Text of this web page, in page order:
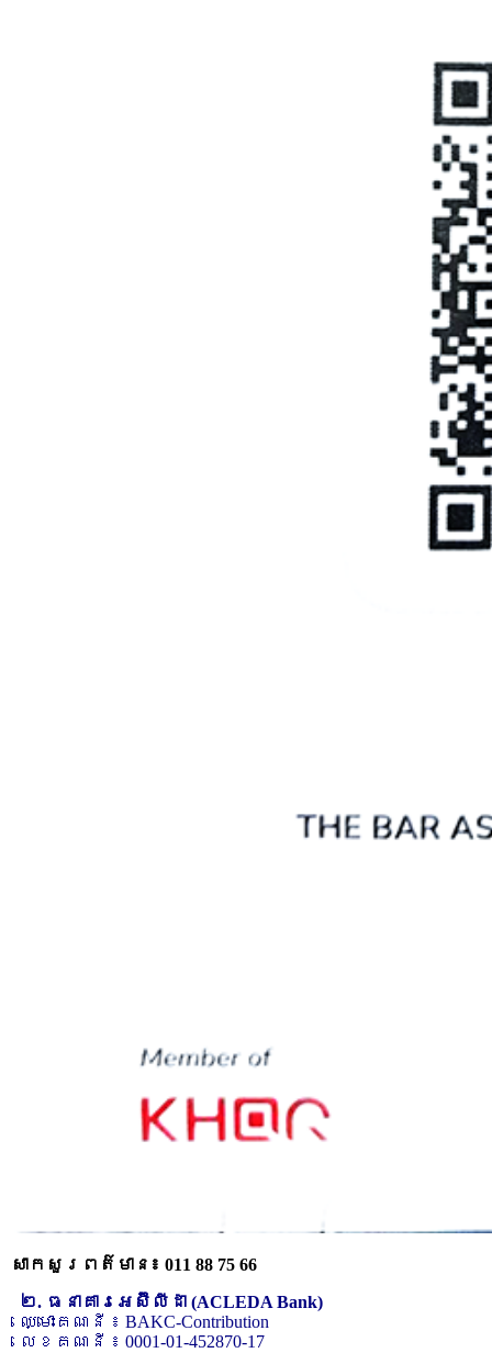
សាកសួរពត៌មាន៖ 011 88 75 66
២. ធនាគារអេស៊ីលីដា (ACLEDA Bank)
ឈ្មោះគណនី ៖ BAKC-Contribution
លេខគណនី ៖ 0001-01-452870-17